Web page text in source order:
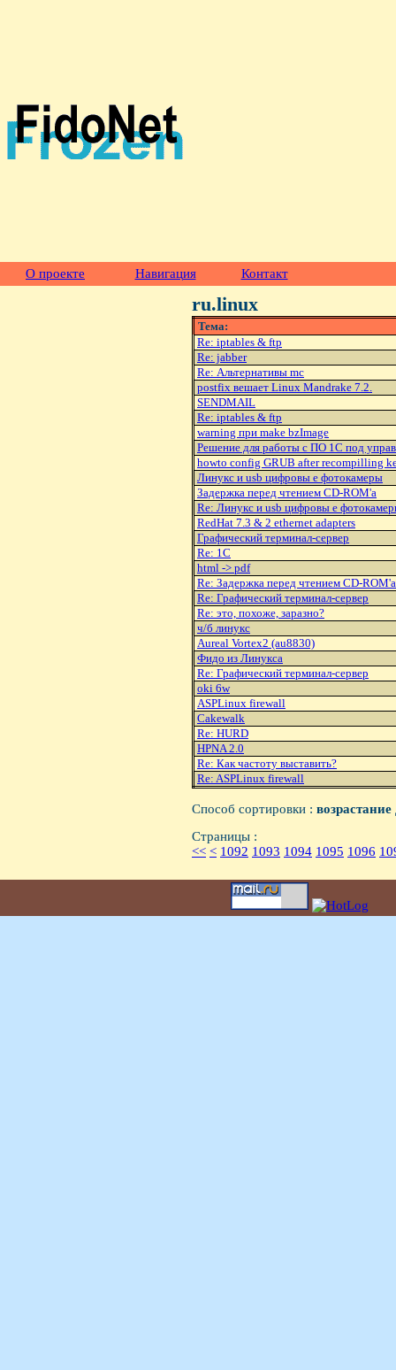
О проекте Навигация Контакт
ru.linux
Тема:
Re: iptables & ftp
Re: jabber
Re: Альтернативы mc
postfix вешает Linux Mandrake 7.2.
SENDMAIL
Re: iptables & ftp
warning при make bzImage
Решение для работы с ПО 1С под
howto config GRUB after recompilling
Линукс и usb цифровы е фотокамеры
Задержка перед чтением CD-ROM'а
Re: Линукс и usb цифровы е
RedHat 7.3 & 2 ethernet adapters
Графический терминал-сервер
Re: 1C
html -> pdf
Re: Задержка перед чтением CD-ROM'а
Re: Графический терминал-сервер
Re: это, похоже, заразно?
ч/б линукс
Aureal Vortex2 (au8830)
Фидо из Линукса
Re: Графический терминал-сервер
oki 6w
ASPLinux firewall
Cakewalk
Re: HURD
HPNA 2.0
Re: Как частоту выставить?
Re: ASPLinux firewall
Способ сортировки :
Страницы :
<< < 1092 1093 1094 1095 1096